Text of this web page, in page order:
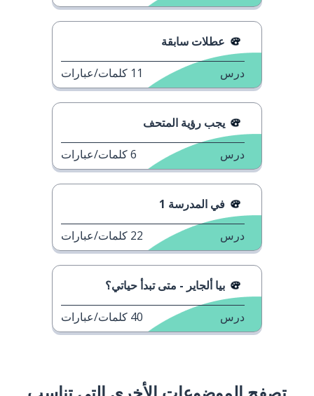
عطلات سابقة
درس 11 كلمات/عبارات
يجب رؤية المتحف
درس 6كلمات/عبارات
في المدرسة 1
درس 22 كلمات/عبارات
بيا ألجاير - متى تبدأ حياتي؟
درس 40 كلمات/عبارات